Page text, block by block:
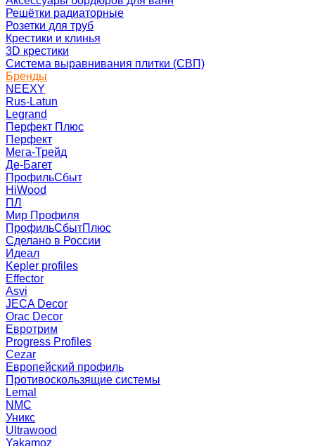
Решётки радиаторные
Розетки для труб
Крестики и клинья
3D крестики
Система выравнивания плитки (СВП)
Бренды
NEEXY
Rus-Latun
Legrand
Перфект Плюс
Перфект
Мега-Трейд
Де-Багет
ПрофильСбыт
HiWood
ПЛ
Мир Профиля
ПрофильСбытПлюс
Сделано в России
Идеал
Kepler profiles
Effector
Asvi
JECA Decor
Orac Decor
Евротрим
Progress Profiles
Cezar
Европейский профиль
Противоскользящие системы
Lemal
NMC
Уникс
Ultrawood
Yakamoz